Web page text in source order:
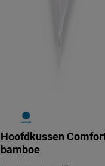
Hoofdkussen
bamboe